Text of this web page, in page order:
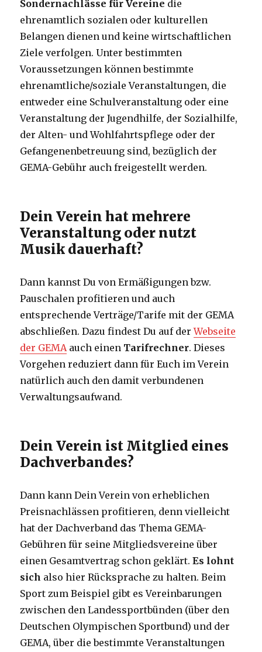
Sondernachlässe für Vereine die
ehrenamtlich sozialen oder kulturellen
Belangen dienen und keine wirtschaftlichen
Ziele verfolgen. Unter bestimmten
Voraussetzungen können bestimmte
ehrenamtliche/soziale Veranstaltungen, die
entweder eine Schulveranstaltung oder eine
Veranstaltung der Jugendhilfe, der Sozialhilfe,
der Alten- und Wohlfahrtspflege oder der
Gefangenenbetreuung sind, bezüglich der
GEMA-Gebühr auch freigestellt werden.
Dein Verein hat mehrere
Veranstaltung oder nutzt
Musik dauerhaft?
Dann kannst Du von Ermäßigungen bzw.
Pauschalen profitieren und auch
entsprechende Verträge/Tarife mit der GEMA
abschließen. Dazu findest Du auf derWebseite
der GEMA auch einen Tarifrechner. Dieses
Vorgehen reduziert dann für Euch im Verein
natürlich auch den damit verbundenen
Verwaltungsaufwand.
Dein Verein ist Mitglied eines
Dachverbandes?
Dann kann Dein Verein von erheblichen
Preisnachlässen profitieren, denn vielleicht
hat der Dachverband das Thema GEMA-
Gebühren für seine Mitgliedsvereine über
einen Gesamtvertrag schon geklärt.Es lohnt
sich also hier Rücksprache zu halten. Beim
Sport zum Beispiel gibt es Vereinbarungen
zwischen den Landessportbünden (über den
Deutschen Olympischen Sportbund) und der
GEMA, über die bestimmte Veranstaltungen